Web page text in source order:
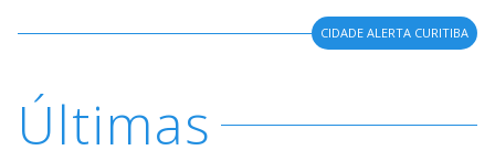
CIDADE ALERTA CURITIBA
Últimas